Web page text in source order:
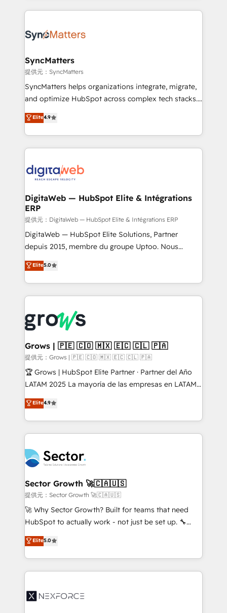
onboarding in weeks Growth-Track: Unlock
advanced optimization & adoption 📍 São Paulo, BR
experience with CRM, Marketing, Sales & Service
Own back-end developers - Complex data
View, SuperOffice) - Custom integrations (e.g. MS
Business Central, Navision, AX, SAP, Exact, AFAS) We
focus on growing B2B companies in the SME sector
such as manufacturing, SaaS, business services and
partner, we know how important user adoption is.
That's why we have developed a step-by-step
technology and people with each other. Together we
strive for optimal customer processes and
SyncMatters
提供元：SyncMatters
SyncMatters helps organizations integrate, migrate,
and optimize HubSpot across complex tech stacks.
From CRM data migrations to real-time integrations
and portal consolidations, we ensure clean, reliable
data across every system. Core Solutions: -
HubSpot CRM Data Migration - Custom HubSpot
Synchronization - HubSpot Portal Consolidation -
to HubSpot migrations - HubSpot and NetSuite or
ERP integrations - Multi-system data
synchronization - Fixing broken or unreliable
integrations Trusted by RevOps teams to manage
complex, high-risk CRM migrations and integrations.
Elite4.9
DigitaWeb — HubSpot Elite & Intégrations
ERP
提供元：DigitaWeb — HubSpot Elite & Intégrations ERP
DigitaWeb — HubSpot Elite Solutions, Partner
depuis 2015, membre du groupe Uptoo. Nous
aidons les ETI et PME B2B à unifier Marketing,
Ventes et Service sur HubSpot grâce à la Revenue
Architecture : alignement des équipes, pipeline
prévisible, croissance mesurable. 🔌 Intégrations
Dynamics..), VOIP (Aircall, Ringover, Modjo), Shopify,
Oneflow. 💻 Développements custom : CRM UI
Extensions (React), Serverless Node.js, Custom
Objects, thèmes HubL, agents IA & Breeze AI. 🎯
Secteurs : Industrie, Distribution B2B, SaaS, Services
B2B, Immobilier, Viticulture, Finance. 🚀 Nos livrables
Sales + Service Hub, synchronisation ERP ↔
HubSpot temps réel, formation équipes. 🏆 +350
Integration. 📩 Parlons de votre projet →
digitaweb.com
Elite5.0
Grows | 🇵🇪 🇨🇴 🇲🇽 🇪🇨 🇨🇱 🇵🇦
提供元：Grows | 🇵🇪 🇨🇴 🇲🇽 🇪🇨 🇨🇱 🇵🇦
🏆 Grows | HubSpot Elite Partner · Partner del Año
LATAM 2025 La mayoría de las empresas en LATAM
no tienen un problema de herramientas. Tienen un
problema de orden. Equipos desalineados, datos
dispersos y procesos que dependen de personas
clave — no de sistemas. Eso frena el crecimiento,
⚙️ Grows ordena los procesos comerciales, alinea
marketing, ventas y servicio, e implementa HubSpot
de forma que genera resultados reales desde las
primeras semanas — no meses. 🤝 No entregamos
proyectos y nos vamos. Nos quedamos como
socios estratégicos, ayudando a sostener y escalar
no es crecer — es solo moverse rápido. 🌎
Operamos en Colombia, Perú, México, Ecuador,
retail, salud, banca, bienes raíces, construcción y
B2B.
Elite4.9
Sector Growth 🚀🇨🇦🇺🇸
提供元：Sector Growth 🚀🇨🇦🇺🇸
🚀 Why Sector Growth? Built for teams that need
HubSpot to actually work - not just be set up. 🔧
HubSpot Experts: Onboarding, migrations,
automation, and training built for adoption. ⚡ Highly
Technical Execution: ERP, EMR and Custom
Integrations; complex builds delivered in weeks, not
workflows; automation agents; process optimization
Elite5.0